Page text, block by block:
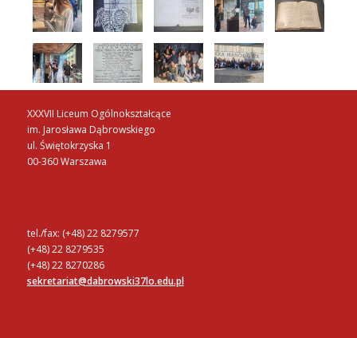
XXXVII Liceum Ogólnokształcące
im. Jarosława Dąbrowskiego
ul. Świętokrzyska 1
00-360 Warszawa
tel./fax: (+48) 22 8279577
(+48) 22 8279535
(+48) 22 8270286
sekretariat@dabrowski37lo.edu.pl